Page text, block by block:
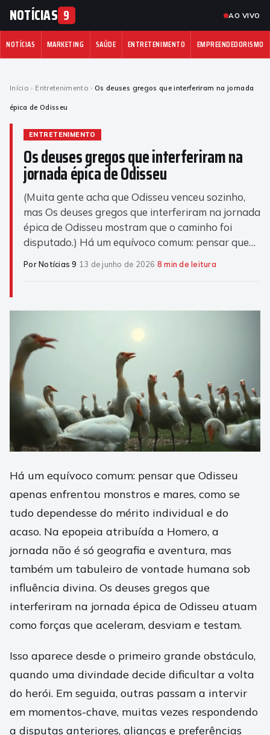
NOTÍCIAS 9 AO VIVO
NOTÍCIAS MARKETING SAÚDE ENTRETENIMENTO EMPREENDEDORISMO
Início › Entretenimento › Os deuses gregos que interferiram na jornada
épica de Odisseu
ENTRETENIMENTO
Os deuses gregos que interferiram na
jornada épica de Odisseu
(Muita gente acha que Odisseu venceu sozinho,
mas Os deuses gregos que interferiram na jornada
épica de Odisseu mostram que o caminho foi
disputado.) Há um equívoco comum: pensar que…
Por Notícias 9·13 de junho de 2026·8 min de leitura
Há um equívoco comum: pensar que Odisseu
apenas enfrentou monstros e mares, como se
tudo dependesse do mérito individual e do
acaso. Na epopeia atribuída a Homero, a
jornada não é só geografia e aventura, mas
também um tabuleiro de vontade humana sob
influência divina. Os deuses gregos que
interferiram na jornada épica de Odisseu atuam
como forças que aceleram, desviam e testam.
Isso aparece desde o primeiro grande obstáculo,
quando uma divindade decide dificultar a volta
do herói. Em seguida, outras passam a intervir
em momentos-chave, muitas vezes respondendo
a disputas anteriores, alianças e preferências